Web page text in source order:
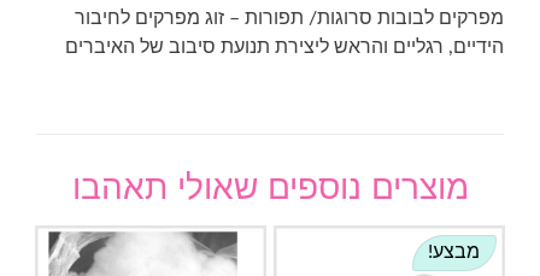
מפרקים לבובות סרוגות/ תפורות – זוג מפרקים לחיבור
הידיים, רגליים והראש ליצירת תנועת סיבוב של האיברים
מוצרים נוספים שאולי תאהבו
מבצע!